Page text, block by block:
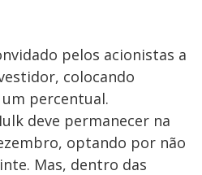
pelos acionistas a
colocando
percentual.
deve permanecer na
optando por não
Mas, dentro das